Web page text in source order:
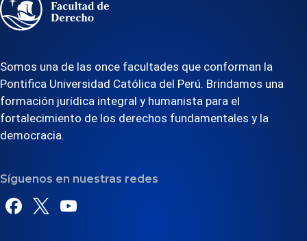
Somos una de las once facultades que conforman la
Pontifica Universidad Católica del Perú. Brindamos una
formación jurídica integral y humanista para el
fortalecimiento de los derechos fundamentales y la
democracia.
Síguenos en nuestras redes